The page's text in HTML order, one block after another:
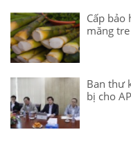
Cấp bảo
măng
Ban thư
bị cho